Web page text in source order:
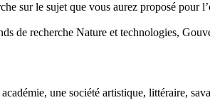
sur le sujet que vous aurez proposé pour
de recherche Nature et technologies,
une société artistique, littéraire,